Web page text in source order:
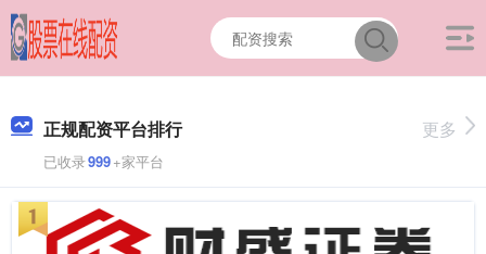
正规配资平台排行
已收录999+家平台
更多